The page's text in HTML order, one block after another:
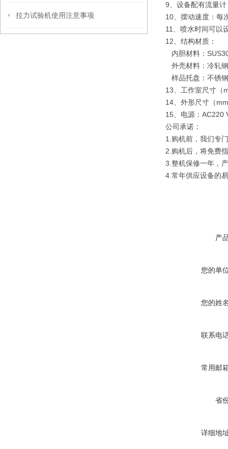
拉力试验机使用注意事项
9、设备配有流量
10、摆动速度：每
11、喷水时间可以
12、结构材质：
内胆材料：
外壳材料：冷轧
样品托盘：不锈
13、工作室尺寸（
14、外形尺寸（
15、电源：AC220
公司承诺：
1.购机前，我们专
2.购机后，将免费
3.整机保修一年，
4.常年供应设备的
产
您的单
您的姓
联系电
常用邮
省
详细地